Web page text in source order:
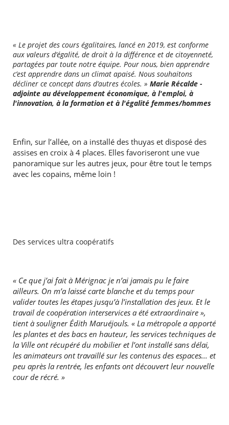
« Le projet des cours égalitaires, lancé en 2019, est conforme
aux valeurs d’égalité, de droit à la différence et de citoyenneté,
partagées par toute notre équipe. Pour nous, bien apprendre
c’est apprendre dans un climat apaisé. Nous souhaitons
décliner ce concept dans d’autres écoles. » Marie Récalde -
adjointe au développement économique, à l'emploi, à
l'innovation, à la formation et à l'égalité femmes/hommes
Enfin, sur l’allée, on a installé des thuyas et disposé des
assises en croix à 4 places. Elles favoriseront une vue
panoramique sur les autres jeux, pour être tout le temps
avec les copains, même loin !
Des services ultra coopératifs
« Ce que j’ai fait à Mérignac je n’ai jamais pu le faire
ailleurs. On m’a laissé carte blanche et du temps pour
valider toutes les étapes jusqu’à l’installation des jeux. Et le
travail de coopération interservices a été extraordinaire »,
tient à souligner Édith Maruéjouls. « La métropole a apporté
les plantes et des bacs en hauteur, les services techniques de
la Ville ont récupéré du mobilier et l’ont installé sans délai,
les animateurs ont travaillé sur les contenus des espaces... et
peu après la rentrée, les enfants ont découvert leur nouvelle
cour de récré. »